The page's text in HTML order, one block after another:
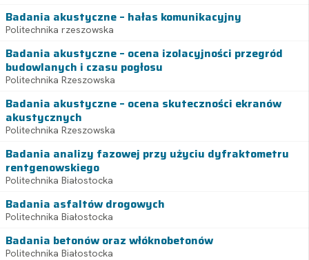
Badania akustyczne – hałas komunikacyjny
Politechnika rzeszowska
Badania akustyczne – ocena izolacyjności przegród
budowlanych i czasu pogłosu
Politechnika Rzeszowska
Badania akustyczne – ocena skuteczności ekranów
akustycznych
Politechnika Rzeszowska
Badania analizy fazowej przy użyciu dyfraktometru
rentgenowskiego
Politechnika Białostocka
Badania asfaltów drogowych
Politechnika Białostocka
Badania betonów oraz włóknobetonów
Politechnika Białostocka